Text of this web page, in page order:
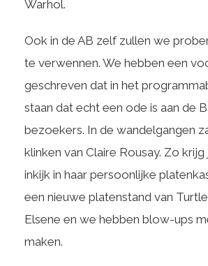
Warhol.
Ook in de AB zelf zullen we
te verwennen. We hebben een
geschreven dat in het
staan dat echt een ode is aan de
bezoekers. In de wandelgangen
klinken van Claire Rousay. Zo
inkijk in haar persoonlijke
een nieuwe platenstand van
Elsene en we hebben blow-ups
maken.